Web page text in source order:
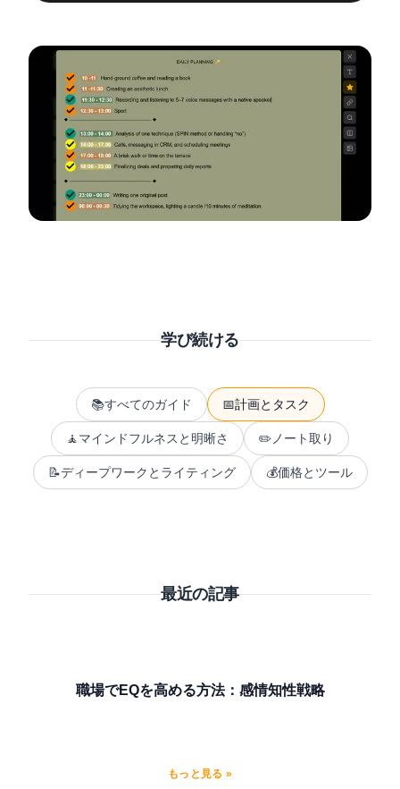
学び続ける
📚すべてのガイド 📅計画とタスク
🧘マインドフルネスと明晰さ ✏️ノート取り
📝ディープワークとライティング 💰価格とツール
最近の記事
職場でEQを高める方法：感情知性戦略
もっと見る »